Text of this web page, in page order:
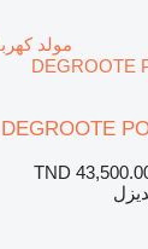
مولد
DEGROOTE
DEGROOTE
TND